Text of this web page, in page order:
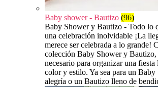
Baby shower - Bautizo (96)
Baby Shower y Bautizo - Todo lo
una celebración inolvidable ¡La
merece ser celebrada a lo grande!
colección Baby Shower y Bautizo,
necesario para organizar una fiesta
color y estilo. Ya sea para un
alegría o un Bautizo lleno de